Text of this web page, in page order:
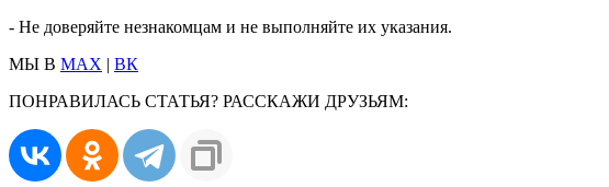
- Не доверяйте незнакомцам и не выполняйте их указания.
МЫ В MAX | ВК
ПОНРАВИЛАСЬ СТАТЬЯ? РАССКАЖИ ДРУЗЬЯМ: